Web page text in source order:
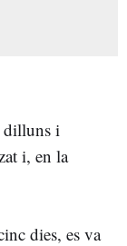
dilluns i
i, en la
dies, es va